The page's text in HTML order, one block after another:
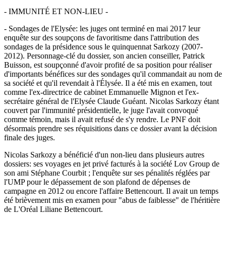
- IMMUNITÉ ET NON-LIEU -
- Sondages de l'Elysée: les juges ont terminé en mai 2017 leur
enquête sur des soupçons de favoritisme dans l'attribution des
sondages de la présidence sous le quinquennat Sarkozy (2007-
2012). Personnage-clé du dossier, son ancien conseiller, Patrick
Buisson, est soupçonné d'avoir profité de sa position pour réaliser
d'importants bénéfices sur des sondages qu'il commandait au nom de
sa société et qu'il revendait à l'Élysée. Il a été mis en examen, tout
comme l'ex-directrice de cabinet Emmanuelle Mignon et l'ex-
secrétaire général de l'Elysée Claude Guéant. Nicolas Sarkozy étant
couvert par l'immunité présidentielle, le juge l'avait convoqué
comme témoin, mais il avait refusé de s'y rendre. Le PNF doit
désormais prendre ses réquisitions dans ce dossier avant la décision
finale des juges.
Nicolas Sarkozy a bénéficié d'un non-lieu dans plusieurs autres
dossiers: ses voyages en jet privé facturés à la société Lov Group de
son ami Stéphane Courbit ; l'enquête sur ses pénalités réglées par
l'UMP pour le dépassement de son plafond de dépenses de
campagne en 2012 ou encore l'affaire Bettencourt. Il avait un temps
été brièvement mis en examen pour "abus de faiblesse" de l'héritière
de L'Oréal Liliane Bettencourt.